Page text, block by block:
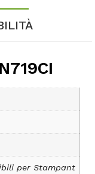
per Stampant